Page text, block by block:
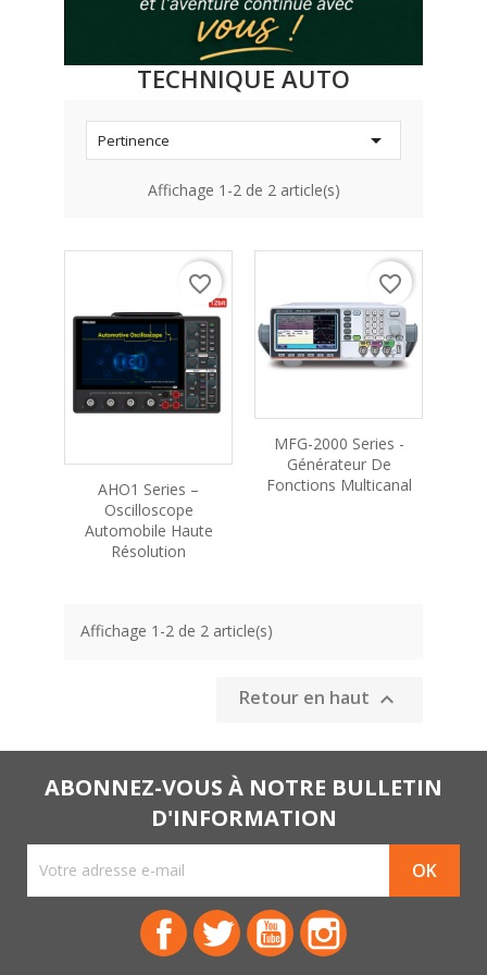
TECHNIQUE AUTO
Pertinence 
Affichage 1-2 de 2 article(s)
AHO1 Series –
Oscilloscope
Automobile Haute
Résolution
favorite_border
MFG-2000 Series -
Générateur De
Fonctions Multicanal
favorite_border
Affichage 1-2 de 2 article(s)
Retour en haut 
ABONNEZ-VOUS À NOTRE BULLETIN
D'INFORMATION
FacebookTwitter YouTube